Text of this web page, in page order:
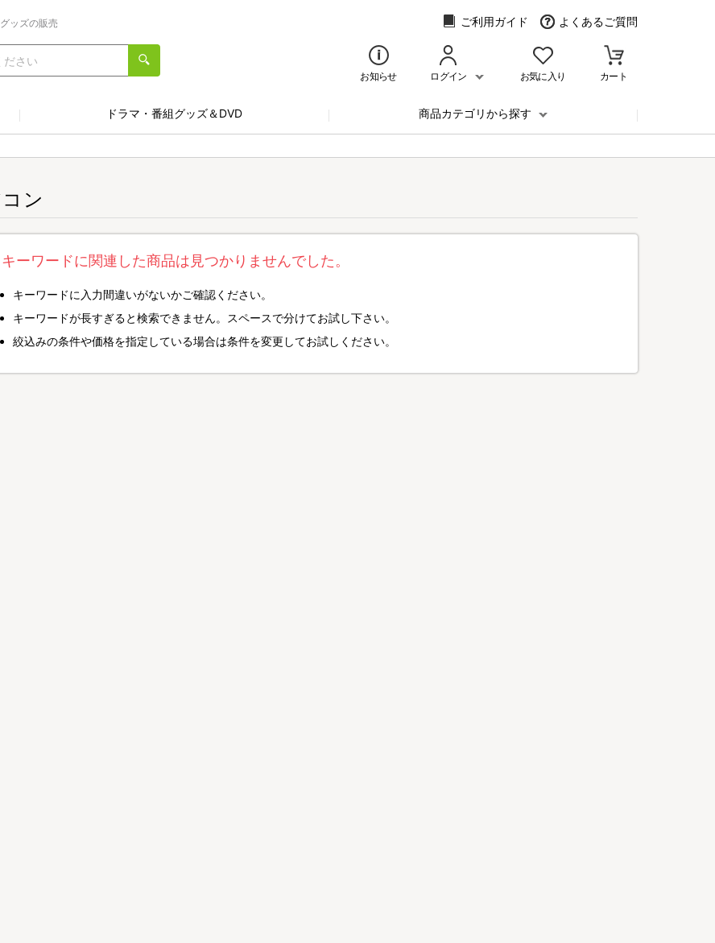
ッズの販売 ご利用ガイド よくあるご質問
お知らせ ログイン お気に入り カート
ドラマ・番組グッズ＆DVD 商品カテゴリから探す
ン
キーワードに関連した商品は見つかりませんでした。
キーワードに入力間違いがないかご確認ください。
キーワードが長すぎると検索できません。スペースで分けてお試し下さい。
絞込みの条件や価格を指定している場合は条件を変更してお試しください。